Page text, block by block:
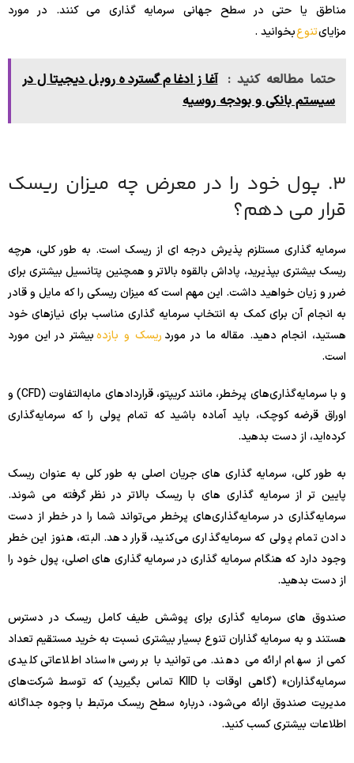
مناطق یا حتی در سطح جهانی سرمایه گذاری می کنند. در مورد
مزایایتنوعبخوانید .
حتما مطالعه کنید : آغاز ادغام گسترده روبل دیجیتال در
سیستم بانکی و بودجه روسیه
3. پول خود را در معرض چه میزان ریسک
قرار می دهم؟
سرمایه گذاری مستلزم پذیرش درجه ای از ریسک است. به طور کلی، هرچه
ریسک بیشتری بپذیرید، پاداش بالقوه بالاتر و همچنین پتانسیل بیشتری برای
ضرر و زیان خواهید داشت. این مهم است که میزان ریسکی را که مایل و قادر
به انجام آن برای کمک به انتخاب سرمایه گذاری مناسب برای نیازهای خود
هستید، انجام دهید. مقاله ما در مورد ریسک و بازدهبیشتر در این مورد
است.
و با سرمایه‌گذاری‌های پرخطر، مانند کریپتو، قراردادهای مابه‌التفاوت (CFD) و
اوراق قرضه کوچک، باید آماده باشید که تمام پولی را که سرمایه‌گذاری
کرده‌اید، از دست بدهید.
به طور کلی، سرمایه گذاری های جریان اصلی به طور کلی به عنوان ریسک
پایین تر از سرمایه گذاری های با ریسک بالاتر در نظر گرفته می شوند.
سرمایه‌گذاری در سرمایه‌گذاری‌های پرخطر می‌تواند شما را در خطر از دست
دادن تمام پولی که سرمایه‌گذاری می‌کنید، قرار دهد. البته، هنوز این خطر
وجود دارد که هنگام سرمایه گذاری در سرمایه گذاری های اصلی، پول خود را
از دست بدهید.
صندوق های سرمایه گذاری برای پوشش طیف کامل ریسک در دسترس
هستند و به سرمایه گذاران تنوع بسیار بیشتری نسبت به خرید مستقیم تعداد
کمی از سهام ارائه می دهند. می‌توانید با بررسی «اسناد اطلاعاتی کلیدی
سرمایه‌گذاران» (گاهی اوقات با KIID تماس بگیرید) که توسط شرکت‌های
مدیریت صندوق ارائه می‌شود، درباره سطح ریسک مرتبط با وجوه جداگانه
اطلاعات بیشتری کسب کنید.